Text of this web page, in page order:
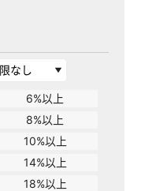
6%以上
8%以上
10%以上
14%以上
18%以上